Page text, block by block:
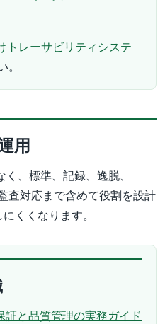
トレーサビリティシステ
用
、標準、記録、逸脱、
査対応まで含めて役割を設計
くくなります。
証と品質管理の実務ガイド